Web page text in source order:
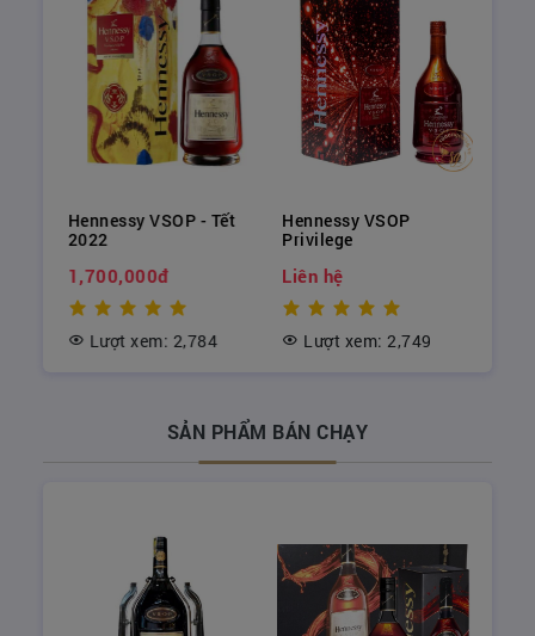
sự tái sinh, hy vọng và khởi đầu mới– đúng với
tinh thần năm mới phương Đông.Hennessy VSOP
Hộp Quà 2026
vì thế trở thành món quà sang
trọng, ý nghĩa và đậm chất phong thủy cho người
tuổi Ngọ.
Hennessy VSOP - Tết
2022
1,700,000đ
Lượt xem: 2,784
Hennessy VSOP
Privilege
Liên hệ
Lượt xem: 2,749
SẢN PHẨM BÁN CHẠY